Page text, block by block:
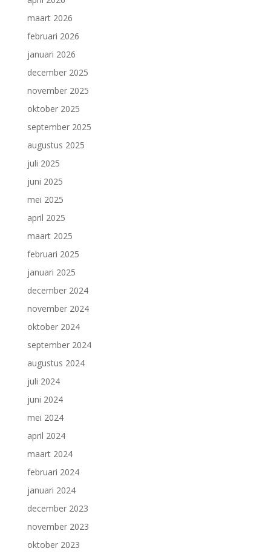
maart 2026
februari 2026
januari 2026
december 2025
november 2025
oktober 2025
september 2025
augustus 2025
juli 2025
juni 2025
mei 2025
april 2025
maart 2025
februari 2025
januari 2025
december 2024
november 2024
oktober 2024
september 2024
augustus 2024
juli 2024
juni 2024
mei 2024
april 2024
maart 2024
februari 2024
januari 2024
december 2023
november 2023
oktober 2023